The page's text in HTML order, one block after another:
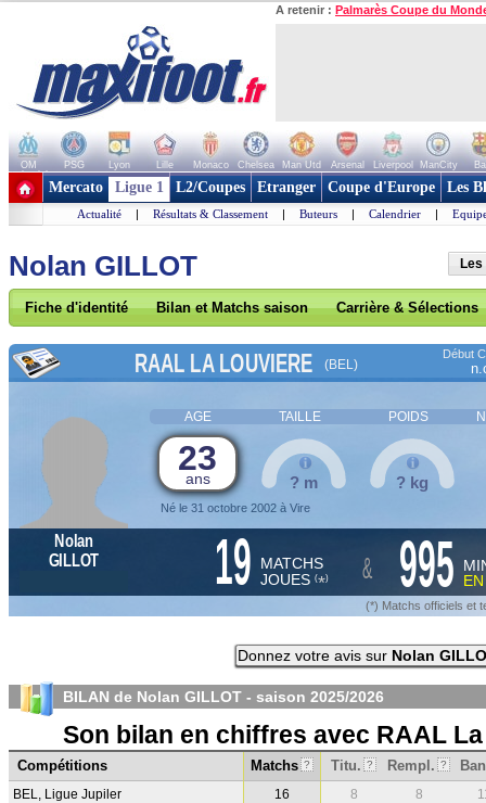
A retenir : Palmarès Coupe du
OM PSG Lyon Lille Monaco Chelsea Man Utd Arsenal Liverpool ManCity
+ de clubs
Mercato Ligue 1 L2/Coupes Etranger Coupe d'Europe Les
Actualité | Résultats & Classement | Buteurs | Calendrier |
Nolan GILLOT
Fiche d'identité Bilan et Matchs saison Carrière & Sélections
RAAL LA LOUVIERE (BEL)
Début
AGE TAILLE POIDS
23
ans
Né le 31 octobre 2002 à Vire
? m ? kg
Nolan
GILLOT
19 MATCHS
JOUES (*) & 995
(*) Matchs officiels et
Donnez votre avis sur Nolan
BILAN de Nolan GILLOT - saison 2025/2026
Son bilan en chiffres avec RAAL
Compétitions Matchs ? Titu. ? Rempl. ?
BEL, Ligue Jupiler 16 8 8